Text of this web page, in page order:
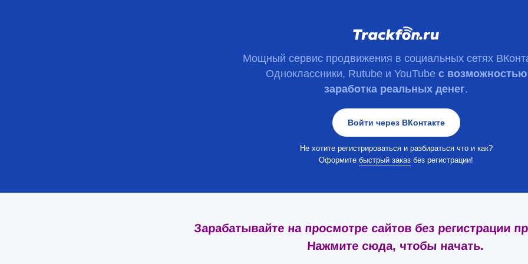
Мощный сервис продвижения в социальных сетях
Одноклассники, Rutube и YouTube с возможностью
заработка реальных денег.
Войти через ВКонтакте
Не хотите регистрироваться и разбираться что и как?
Оформите быстрый заказ без регистрации!
Зарабатывайте на просмотре сайтов без регистрации
Нажмите сюда, чтобы начать.